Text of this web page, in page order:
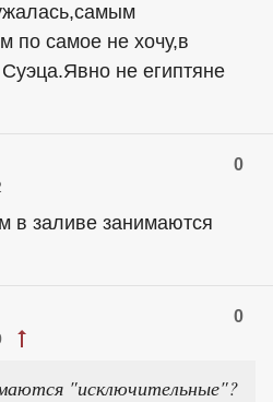
по самое не хочу,в
не египтяне
0
в заливе занимаются
0
"исключительные"?